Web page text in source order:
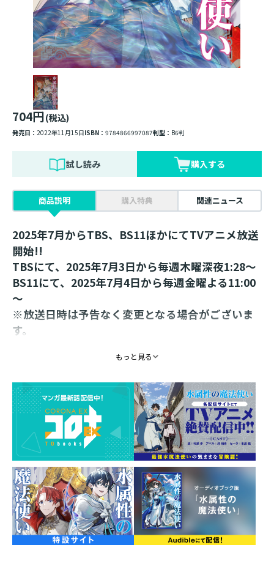
704円(税込)
発売日： 2022年11月15日ISBN： 9784866997087判型： B6判
試し読み 購入する
商品説明 購入特典 関連ニュース
2025年7月からTBS、BS11ほかにてTVアニメ放送
開始!!
TBSにて、2025年7月3日から毎週木曜深夜1:28～
BS11にて、2025年7月4日から毎週金曜よる11:00
～
※放送日時は予告なく変更となる場合がございま
す。
「僕たち二人なら、魔の山だって楽勝です！」
ライズ第２巻！
シリーズ累計15万部突破！（電子書籍含む）
原作・久宝忠先生の書き下ろしSS収録！
異世界で楽しくサバイバル生活を送る涼。
そこに一人の青年――アベルが漂流してきた。
聞けば、海の大怪物・クラーケンに船を沈められたのだ
という。
なんとか街へ帰ろうとするアベルだが、鬱蒼とした森林
を一人で抜けるのは困難。
もっと見る